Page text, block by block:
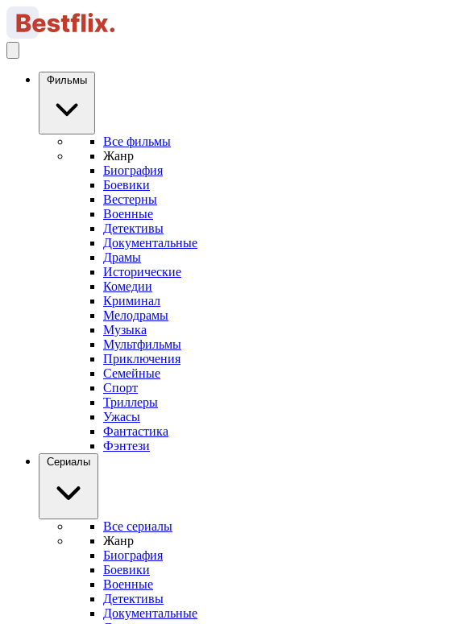
Фильмы
Все фильмы
Жанр
Биография
Боевики
Вестерны
Военные
Детективы
Документальные
Драмы
Исторические
Комедии
Криминал
Мелодрамы
Музыка
Мультфильмы
Приключения
Семейные
Спорт
Триллеры
Ужасы
Фантастика
Фэнтези
Сериалы
Все сериалы
Жанр
Биография
Боевики
Военные
Детективы
Документальные